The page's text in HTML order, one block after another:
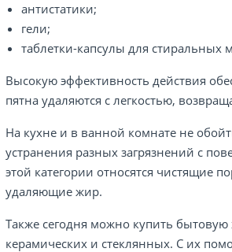
антистатики;
гели;
таблетки-капсулы для стиральных
Высокую эффективность действия
пятна удаляются с легкостью,
На кухне и в ванной комнате не
устранения разных загрязнений с
этой категории относятся чистящие
удаляющие жир.
Также сегодня можно купить
керамических и стеклянных. С их